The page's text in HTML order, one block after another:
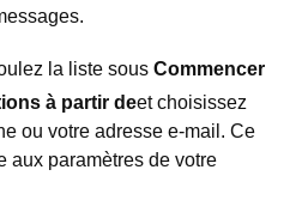
la liste sous Commencer
à partir deet choisissez
ou votre adresse e-mail. Ce
aux paramètres de votre